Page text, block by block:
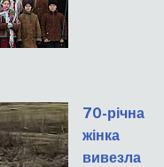
70-річна
жінка
вивезла